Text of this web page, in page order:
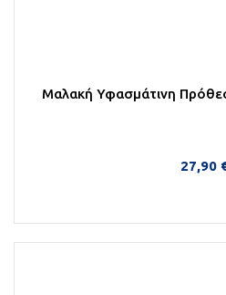
Μαλακή Υφασμάτινη
27,90